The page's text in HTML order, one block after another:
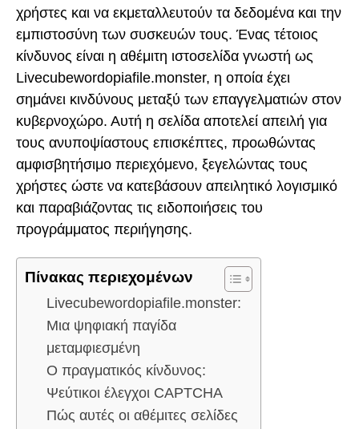
χρήστες και να εκμεταλλευτούν τα δεδομένα και την
εμπιστοσύνη των συσκευών τους. Ένας τέτοιος
κίνδυνος είναι η αθέμιτη ιστοσελίδα γνωστή ως
Livecubewordopiafile.monster, η οποία έχει
σημάνει κινδύνους μεταξύ των επαγγελματιών στον
κυβερνοχώρο. Αυτή η σελίδα αποτελεί απειλή για
τους ανυποψίαστους επισκέπτες, προωθώντας
αμφισβητήσιμο περιεχόμενο, ξεγελώντας τους
χρήστες ώστε να κατεβάσουν απειλητικό λογισμικό
και παραβιάζοντας τις ειδοποιήσεις του
προγράμματος περιήγησης.
Πίνακας περιεχομένων
Livecubewordopiafile.monster:
Μια ψηφιακή παγίδα
μεταμφιεσμένη
Ο πραγματικός κίνδυνος:
Ψεύτικοι έλεγχοι CAPTCHA
Πώς αυτές οι αθέμιτες σελίδες